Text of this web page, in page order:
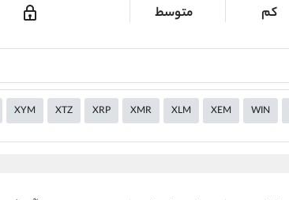
کم متوسط
XYM XTZ XRP XMR XLM XEM WIN